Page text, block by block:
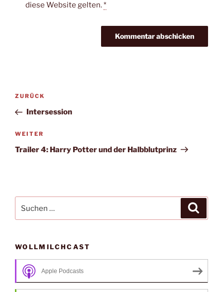
diese Website gelten.*
Beitragsnavigation
Vorheriger
Beitrag
ZURÜCK
Intersession
Nächster
Beitrag
WEITER
Trailer 4: Harry Potter und der Halbblutprinz
nach:
WOLLMILCHCAST
Apple Podcasts